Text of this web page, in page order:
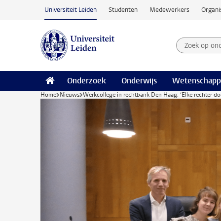
Ga naar hoofdinhoud
Universiteit Leiden Studenten Medewerkers
Zoek op
Zoekterm
Onderzoek Onderwijs
Home Nieuws Werkcollege in rechtbank Den Haag: ‘Elke rechter